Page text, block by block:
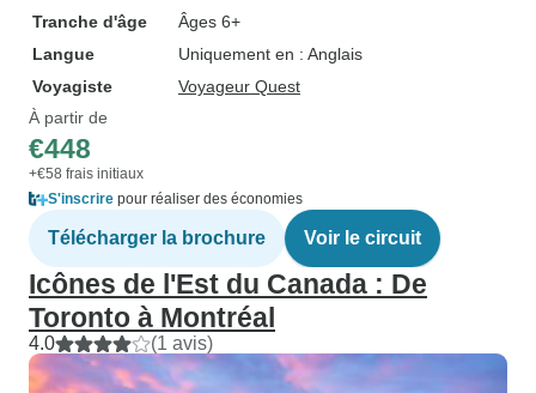
Tranche d'âge
Âges 6+
Langue
Uniquement en : Anglais
Voyagiste
Voyageur Quest
À partir de
€448
+€58 frais initiaux
S'inscrire pour réaliser des économies
Télécharger la brochure Voir le circuit
Icônes de l'Est du Canada : De
Toronto à Montréal
4.0 (1 avis)